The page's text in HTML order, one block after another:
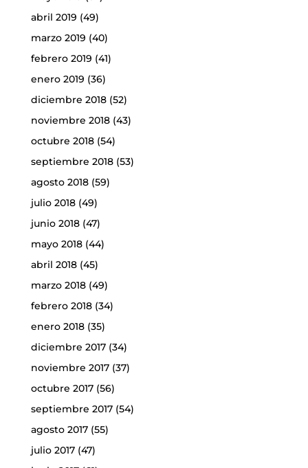
abril 2019 (49)
marzo 2019 (40)
febrero 2019 (41)
enero 2019 (36)
diciembre 2018(52)
noviembre 2018(43)
octubre 2018(54)
septiembre 2018(53)
agosto 2018(59)
julio 2018(49)
junio 2018(47)
mayo 2018(44)
abril 2018(45)
marzo 2018(49)
febrero 2018(34)
enero 2018(35)
diciembre 2017(34)
noviembre 2017(37)
octubre 2017(56)
septiembre 2017(54)
agosto 2017(55)
julio 2017(47)